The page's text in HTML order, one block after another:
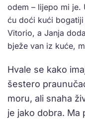
odem – lijepo mi je.
ću doći kući bogatiji
Vitorio, a Janja
bježe van iz kuće,
Hvale se kako
šestero
moru, ali snaha
je jako dobra. Ma